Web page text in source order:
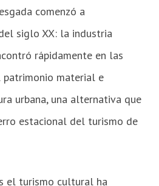
comenzó a
siglo XX: la industria
rápidamente en las
patrimonio material e
urbana, una alternativa que
estacional del turismo de
el turismo cultural ha